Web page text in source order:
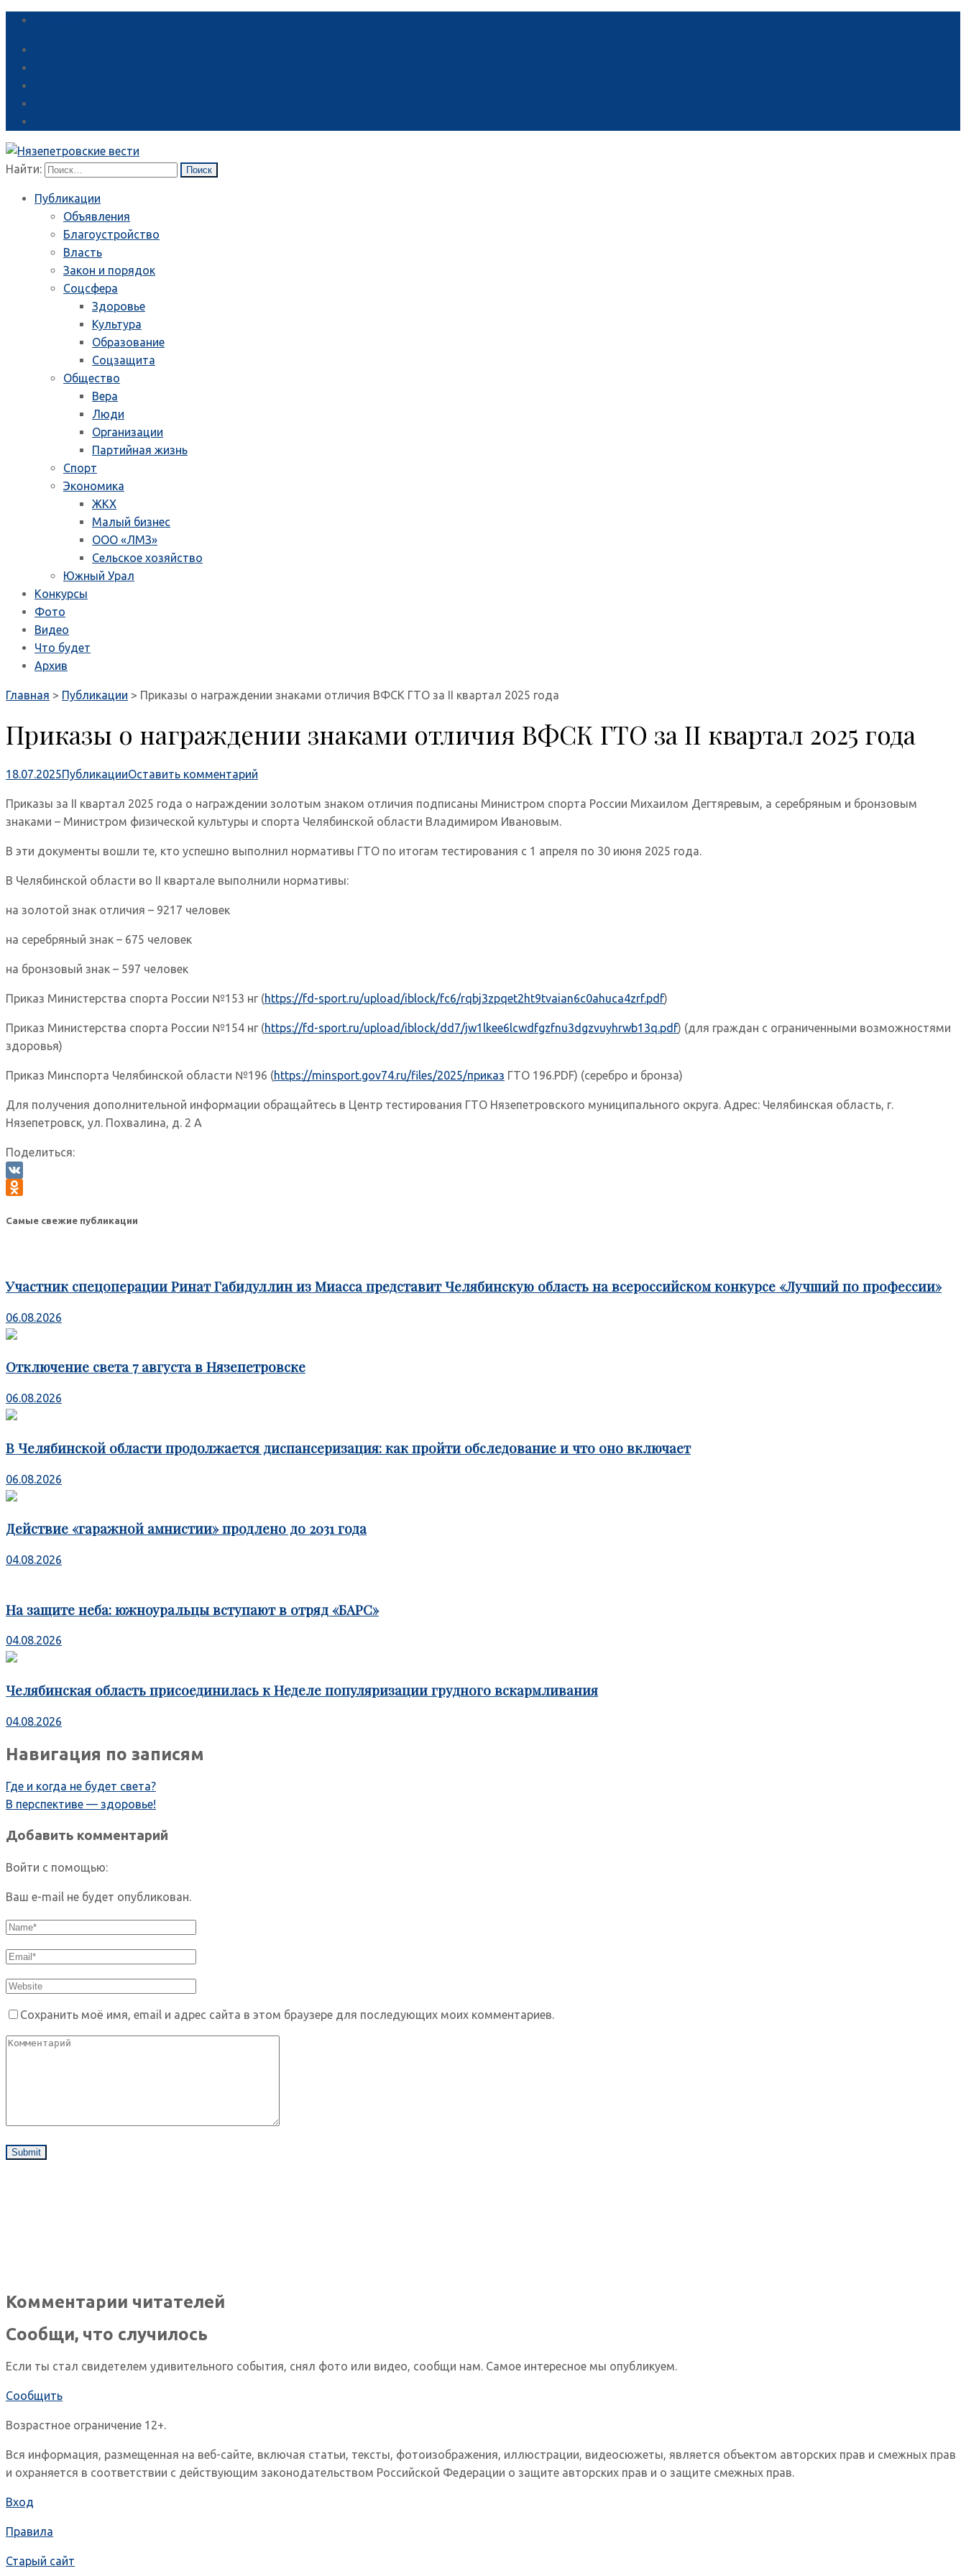
Найти:
Публикации
Объявления
Благоустройство
Власть
Закон и порядок
Соцсфера
Здоровье
Культура
Образование
Соцзащита
Общество
Вера
Люди
Организации
Партийная жизнь
Спорт
Экономика
ЖКХ
Малый бизнес
ООО «ЛМЗ»
Сельское хозяйство
Южный Урал
Конкурсы
Фото
Видео
Что будет
Архив
Главная > Публикации > Приказы о награждении знаками отличия ВФСК ГТО за II квартал 2025 года
Приказы о награждении знаками отличия ВФСК ГТО за II квартал 2025 года
18.07.2025ПубликацииОставить комментарий
Приказы за II квартал 2025 года о награждении золотым знаком отличия подписаны Министром спорта России Михаилом Дегтяревым, а серебряным и бронзовым
знаками – Министром физической культуры и спорта Челябинской области Владимиром Ивановым.
В эти документы вошли те, кто успешно выполнил нормативы ГТО по итогам тестирования с 1 апреля по 30 июня 2025 года.
В Челябинской области во II квартале выполнили нормативы:
на золотой знак отличия – 9217 человек
на серебряный знак – 675 человек
на бронзовый знак – 597 человек
Приказ Министерства спорта России №153 нг (https://fd-sport.ru/upload/iblock/fc6/rqbj3zpqet2ht9tvaian6c0ahuca4zrf.pdf)
Приказ Министерства спорта России №154 нг (https://fd-sport.ru/upload/iblock/dd7/jw1lkee6lcwdfgzfnu3dgzvuyhrwb13q.pdf) (для граждан с ограниченными возможностями
здоровья)
Приказ Минспорта Челябинской области №196 (https://minsport.gov74.ru/files/2025/приказ ГТО 196.PDF) (серебро и бронза)
Для получения дополнительной информации обращайтесь в Центр тестирования ГТО Нязепетровского муниципального округа. Адрес: Челябинская область, г.
Нязепетровск, ул. Похвалина, д. 2 А
Поделиться:
VK
Самые свежие публикации
Участник спецоперации Ринат Габидуллин из Миасса представит Челябинскую область на всероссийском конкурсе «Лучший по профессии»
06.08.2026
Отключение света 7 августа в Нязепетровске
06.08.2026
В Челябинской области продолжается диспансеризация: как пройти обследование и что оно включает
06.08.2026
Действие «гаражной амнистии» продлено до 2031 года
04.08.2026
На защите неба: южноуральцы вступают в отряд «БАРС»
04.08.2026
Челябинская область присоединилась к Неделе популяризации грудного вскармливания
04.08.2026
Навигация по записям
Где и когда не будет света?
В перспективе — здоровье!
Добавить комментарий
Войти с помощью:
Ваш e-mail не будет опубликован.
Сохранить моё имя, email и адрес сайта в этом браузере для последующих моих комментариев.
Комментарии читателей
Сообщи, что случилось
Если ты стал свидетелем удивительного события, снял фото или видео, сообщи нам. Самое интересное мы опубликуем.
Сообщить
Возрастное ограничение 12+.
Вся информация, размещенная на веб-сайте, включая статьи, тексты, фотоизображения, иллюстрации, видеосюжеты, является объектом авторских прав и смежных прав
и охраняется в соответствии с действующим законодательством Российской Федерации о защите авторских прав и о защите смежных прав.
Вход
Правила
Старый сайт